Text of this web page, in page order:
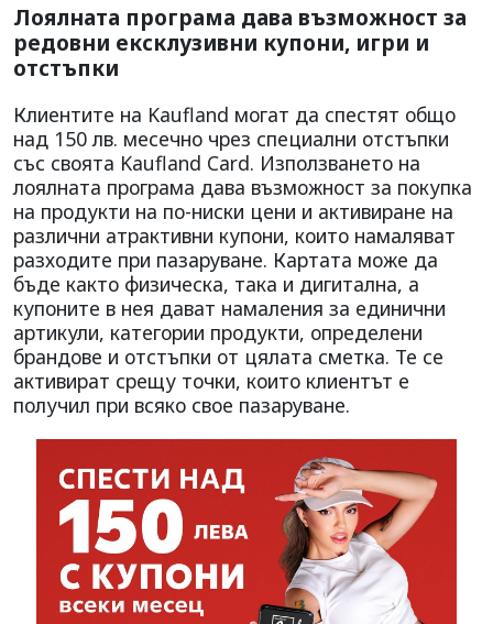
Лоялната програма дава възможност за
редовни ексклузивни купони, игри и
отстъпки
Клиентите на Kaufland могат да спестят общо
над 150 лв. месечно чрез специални отстъпки
със своята Kaufland Card. Използването на
лоялната програма дава възможност за покупка
на продукти на по-ниски цени и активиране на
различни атрактивни купони, които намаляват
разходите при пазаруване. Картата може да
бъде както физическа, така и дигитална, а
купоните в нея дават намаления за единични
артикули, категории продукти, определени
брандове и отстъпки от цялата сметка. Те се
активират срещу точки, които клиентът е
получил при всяко свое пазаруване.